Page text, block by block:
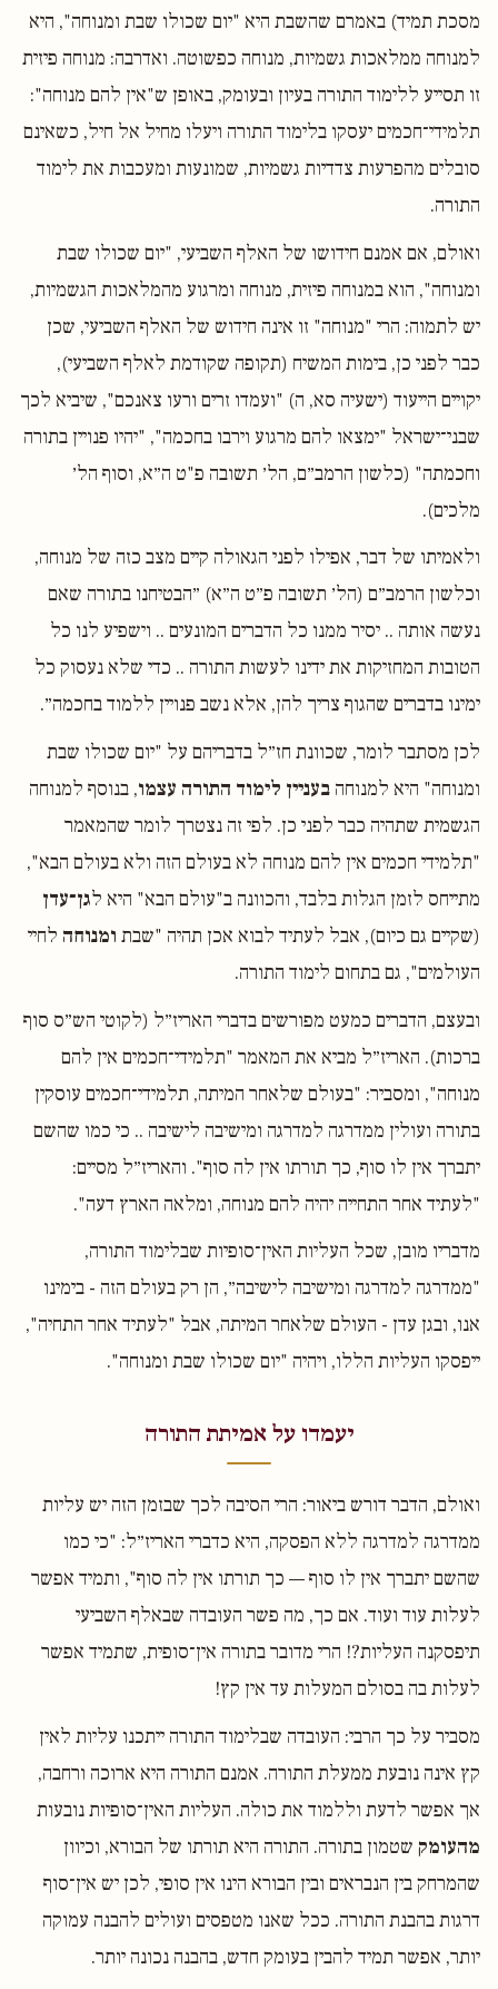
מסכת תמיד) באמרם שהשבת היא "יום שכולו שבת ומנוחה", היא
למנוחה ממלאכות גשמיות, מנוחה כפשוטה. ואדרבה: מנוחה פיזית
זו תסייע ללימוד התורה בעיון ובעומק, באופן ש"אין להם מנוחה":
תלמידי־חכמים יעסקו בלימוד התורה ויעלו מחיל אל חיל, כשאינם
סובלים מהפרעות צדדיות גשמיות, שמונעות ומעכבות את לימוד
התורה.
ואולם, אם אמנם חידושו של האלף השביעי, "יום שכולו שבת
ומנוחה", הוא במנוחה פיזית, מנוחה ומרגוע מהמלאכות הגשמיות,
יש לתמוה: הרי "מנוחה" זו אינה חידוש של האלף השביעי, שכן
כבר לפני כן, בימות המשיח (תקופה שקודמת לאלף השביעי),
יקויים הייעוד (ישעיה סא, ה) "ועמדו זרים ורעו צאנכם", שיביא לכך
שבני־ישראל "ימצאו להם מרגוע וירבו בחכמה", "יהיו פנויין בתורה
וחכמתה" (כלשון הרמב״ם, הל׳ תשובה פ"ט ה״א, וסוף הל׳
מלכים).
ולאמיתו של דבר, אפילו לפני הגאולה קיים מצב כזה של מנוחה,
וכלשון הרמב״ם (הל׳ תשובה פ״ט ה״א) ״הבטיחנו בתורה שאם
נעשה אותה .. יסיר ממנו כל הדברים המונעים .. וישפיע לנו כל
הטובות המחזיקות את ידינו לעשות התורה .. כדי שלא נעסוק כל
ימינו בדברים שהגוף צריך להן, אלא נשב פנויין ללמוד בחכמה״.
לכן מסתבר לומר, שכוונת חז״ל בדבריהם על "יום שכולו שבת
ומנוחה" היא למנוחה בעניין לימוד התורה עצמו, בנוסף למנוחה
הגשמית שתהיה כבר לפני כן. לפי זה נצטרך לומר שהמאמר
"תלמידי חכמים אין להם מנוחה לא בעולם הזה ולא בעולם הבא",
מתייחס לזמן הגלות בלבד, והכוונה ב"עולם הבא" היא לגן־עדן
(שקיים גם כיום), אבל לעתיד לבוא אכן תהיה "שבת ומנוחה לחיי
העולמים", גם בתחום לימוד התורה.
ובעצם, הדברים כמעט מפורשים בדברי האריז״ל (לקוטי הש״ס סוף
ברכות). האריז״ל מביא את המאמר "תלמידי־חכמים אין להם
מנוחה", ומסביר: "בעולם שלאחר המיתה, תלמידי־חכמים עוסקין
בתורה ועולין ממדרגה למדרגה ומישיבה לישיבה .. כי כמו שהשם
יתברך אין לו סוף, כך תורתו אין לה סוף". והאריז״ל מסיים:
"לעתיד אחר התחייה יהיה להם מנוחה, ומלאה הארץ דעה".
מדבריו מובן, שכל העליות האין־סופיות שבלימוד התורה,
"ממדרגה למדרגה ומישיבה לישיבה״, הן רק בעולם הזה - בימינו
אנו, ובגן עדן - העולם שלאחר המיתה, אבל "לעתיד אחר התחיה",
ייפסקו העליות הללו, ויהיה "יום שכולו שבת ומנוחה".
יעמדו על אמיתת התורה
ואולם, הדבר דורש ביאור: הרי הסיבה לכך שבזמן הזה יש עליות
ממדרגה למדרגה ללא הפסקה, היא כדברי האריז״ל: "כי כמו
שהשם יתברך אין לו סוף — כך תורתו אין לה סוף", ותמיד אפשר
לעלות עוד ועוד. אם כך, מה פשר העובדה שבאלף השביעי
תיפסקנה העליות?! הרי מדובר בתורה אין־סופית, שתמיד אפשר
לעלות בה בסולם המעלות עד אין קץ!
מסביר על כך הרבי: העובדה שבלימוד התורה ייתכנו עליות לאין
קץ אינה נובעת ממעלת התורה. אמנם התורה היא ארוכה ורחבה,
אך אפשר לדעת וללמוד את כולה. העליות האין־סופיות נובעות
מהעומק שטמון בתורה. התורה היא תורתו של הבורא, וכיוון
שהמרחק בין הנבראים ובין הבורא הינו אין סופי, לכן יש אין־סוף
דרגות בהבנת התורה. ככל שאנו מטפסים ועולים להבנה עמוקה
יותר, אפשר תמיד להבין בעומק חדש, בהבנה נכונה יותר.